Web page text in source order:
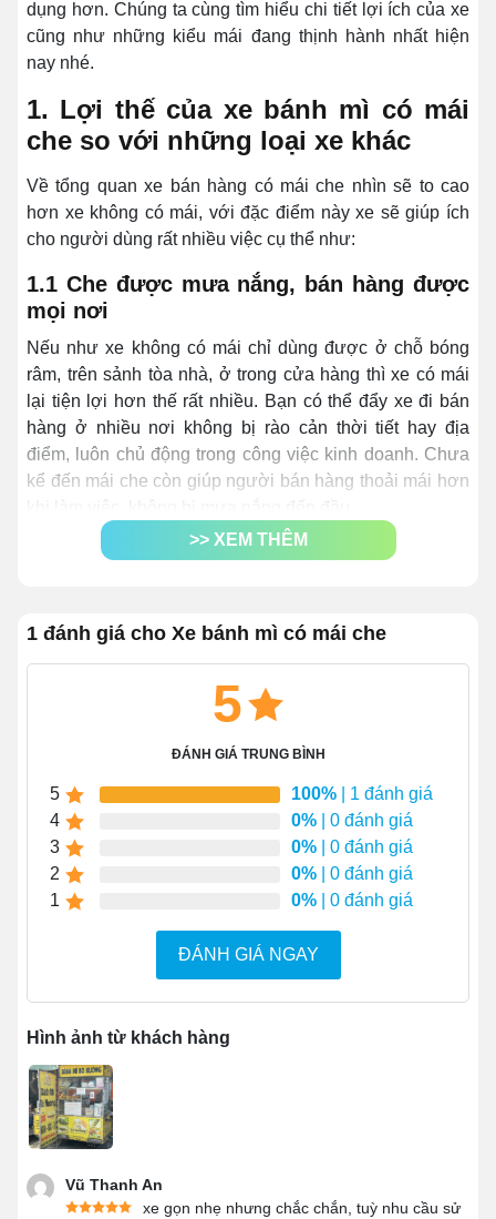
dụng hơn. Chúng ta cùng tìm hiểu chi tiết lợi ích của xe
cũng như những kiểu mái đang thịnh hành nhất hiện
nay nhé.
1. Lợi thế của xe bánh mì có mái
che so với những loại xe khác
Về tổng quan xe bán hàng có mái che nhìn sẽ to cao
hơn xe không có mái, với đặc điểm này xe sẽ giúp ích
cho người dùng rất nhiều việc cụ thể như:
1.1 Che được mưa nắng, bán hàng được
mọi nơi
Nếu như xe không có mái chỉ dùng được ở chỗ bóng
râm, trên sảnh tòa nhà, ở trong cửa hàng thì xe có mái
lại tiện lợi hơn thế rất nhiều. Bạn có thể đẩy xe đi bán
hàng ở nhiều nơi không bị rào cản thời tiết hay địa
điểm, luôn chủ động trong công việc kinh doanh. Chưa
kể đến mái che còn giúp người bán hàng thoải mái hơn
Tác dụng chính của mái che chính là bảo vệ toàn bộ
khung xe, thân xe, phụ kiện, đồ bán hàng...ở bên dưới.
Mái che sẽ ở vị trí cao nhất nên sẽ cản được các yếu tố
bên ngoài như mưa, gió, bụi...tác động lên xe giữ cho xe
Đặc biệt, dù bạn có bán hàng ở trời mưa cả ngày cũng
>> XEM THÊM
1 đánh giá cho Xe bánh mì có mái che
5
ĐÁNH GIÁ TRUNG BÌNH
5 100% | 1 đánh giá
4
0% | 0 đánh giá
3
0% | 0 đánh giá
2
0% | 0 đánh giá
1
0% | 0 đánh giá
ĐÁNH GIÁ NGAY
Hình ảnh từ khách hàng
Vũ Thanh An
xe gọn nhẹ nhưng chắc chắn, tuỳ nhu cầu sử